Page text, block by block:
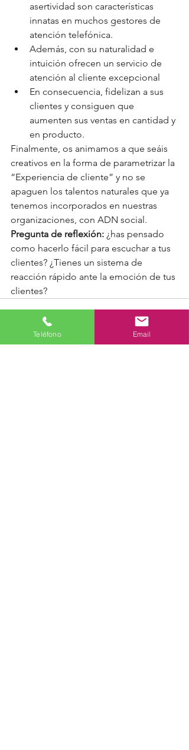
asertividad son características
innatas en muchos gestores de
atención telefónica.
Además, con su naturalidad e
intuición ofrecen un servicio de
atención al cliente excepcional
En consecuencia, fidelizan a sus
clientes y consiguen que
aumenten sus ventas en cantidad y
en producto.
Finalmente, os animamos a que seáis
creativos en la forma de parametrizar la
“Experiencia de cliente” y no se
apaguen los talentos naturales que ya
tenemos incorporados en nuestras
organizaciones, con ADN social.
Pregunta de reflexión: ¿has pensado
como hacerlo fácil para escuchar a tus
clientes? ¿Tienes un sistema de
reacción rápido ante la emoción de tus
clientes?
Teléfono Email